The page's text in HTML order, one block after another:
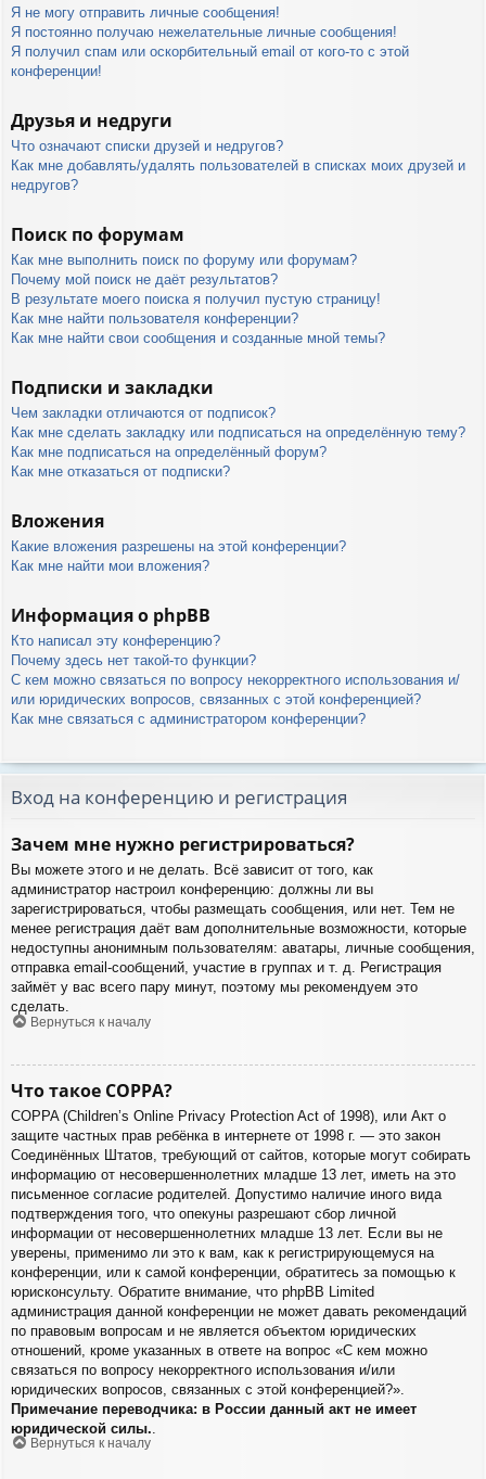
Я не могу отправить личные сообщения!
Я постоянно получаю нежелательные личные сообщения!
Я получил спам или оскорбительный email от кого-то с этой
конференции!
Друзья и недруги
Что означают списки друзей и недругов?
Как мне добавлять/удалять пользователей в списках моих друзей и
недругов?
Поиск по форумам
Как мне выполнить поиск по форуму или форумам?
Почему мой поиск не даёт результатов?
В результате моего поиска я получил пустую страницу!
Как мне найти пользователя конференции?
Как мне найти свои сообщения и созданные мной темы?
Подписки и закладки
Чем закладки отличаются от подписок?
Как мне сделать закладку или подписаться на определённую тему?
Как мне подписаться на определённый форум?
Как мне отказаться от подписки?
Вложения
Какие вложения разрешены на этой конференции?
Как мне найти мои вложения?
Информация о phpBB
Кто написал эту конференцию?
Почему здесь нет такой-то функции?
С кем можно связаться по вопросу некорректного использования и/
или юридических вопросов, связанных с этой конференцией?
Как мне связаться с администратором конференции?
Вход на конференцию и регистрация
Зачем мне нужно регистрироваться?
Вы можете этого и не делать. Всё зависит от того, как
администратор настроил конференцию: должны ли вы
зарегистрироваться, чтобы размещать сообщения, или нет. Тем не
менее регистрация даёт вам дополнительные возможности, которые
недоступны анонимным пользователям: аватары, личные сообщения,
отправка email-сообщений, участие в группах и т. д. Регистрация
займёт у вас всего пару минут, поэтому мы рекомендуем это
сделать.
Вернуться к началу
Что такое COPPA?
COPPA (Children’s Online Privacy Protection Act of 1998), или Акт о
защите частных прав ребёнка в интернете от 1998 г. — это закон
Соединённых Штатов, требующий от сайтов, которые могут собирать
информацию от несовершеннолетних младше 13 лет, иметь на это
письменное согласие родителей. Допустимо наличие иного вида
подтверждения того, что опекуны разрешают сбор личной
информации от несовершеннолетних младше 13 лет. Если вы не
уверены, применимо ли это к вам, как к регистрирующемуся на
конференции, или к самой конференции, обратитесь за помощью к
юрисконсульту. Обратите внимание, что phpBB Limited
администрация данной конференции не может давать рекомендаций
по правовым вопросам и не является объектом юридических
отношений, кроме указанных в ответе на вопрос «С кем можно
связаться по вопросу некорректного использования и/или
юридических вопросов, связанных с этой конференцией?».
Примечание переводчика: в России данный акт не имеет
юридической силы.
Вернуться к началу